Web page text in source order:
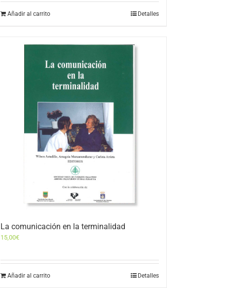
Añadir al carrito Detalles
La comunicación en la terminalidad
15,00€
Añadir al carrito Detalles